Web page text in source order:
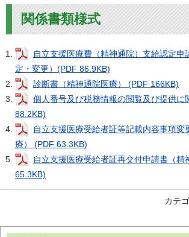
関係書類様式
自立支援医療費（精神通院）支給認定申
定・変更）(PDF 86.9KB)
診断書（精神通院医療） (PDF 166KB)
個人番号及び税務情報の閲覧及び提供に
88.2KB)
自立支援医療受給者証等記載内容事項変
療） (PDF 63.3KB)
自立支援医療受給者証再交付申請書（精
65.3KB)
カテ